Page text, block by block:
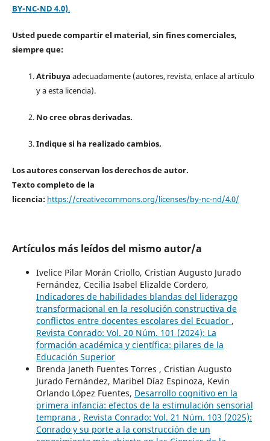
BY-NC-ND 4.0).
Usted puede compartir el material, sin fines comerciales,
siempre que:
Atribuya adecuadamente (autores, revista, enlace al artículo
y a esta licencia).
No cree obras derivadas.
Indique si ha realizado cambios.
Los autores conservan los derechos de autor.
Texto completo de la
licencia: https://creativecommons.org/licenses/by-nc-nd/4.0/
Artículos más leídos del mismo autor/a
Ivelice Pilar Morán Criollo, Cristian Augusto Jurado
Fernández, Cecilia Isabel Elizalde Cordero,
Indicadores de habilidades blandas del liderazgo
transformacional en la resolución constructiva de
conflictos entre docentes escolares del Ecuador ,
Revista Conrado: Vol. 20 Núm. 101 (2024): La
formación académica y científica: pilares de la
Educación Superior
Brenda Janeth Fuentes Torres , Cristian Augusto
Jurado Fernández, Maribel Díaz Espinoza, Kevin
Orlando López Fuentes, Desarrollo cognitivo en la
primera infancia: efectos de la estimulación sensorial
temprana , Revista Conrado: Vol. 21 Núm. 103 (2025):
Conrado y su porte a la construcción de un